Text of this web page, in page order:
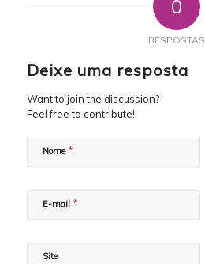
0
RESPOSTAS
Deixe uma resposta
Want to join the discussion?
Feel free to contribute!
Nome *
E-mail *
Site